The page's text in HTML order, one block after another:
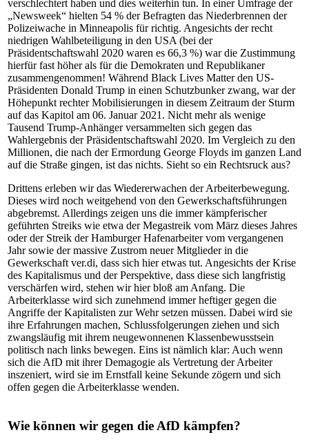
verschlechtert haben und dies weiterhin tun. In einer Umfrage der
„Newsweek“ hielten 54 % der Befragten das Niederbrennen der
Polizeiwache in Minneapolis für richtig. Angesichts der recht
niedrigen Wahlbeteiligung in den USA (bei der
Präsidentschaftswahl 2020 waren es 66,3 %) war die Zustimmung
hierfür fast höher als für die Demokraten und Republikaner
zusammengenommen! Während Black Lives Matter den US-
Präsidenten Donald Trump in einen Schutzbunker zwang, war der
Höhepunkt rechter Mobilisierungen in diesem Zeitraum der Sturm
auf das Kapitol am 06. Januar 2021. Nicht mehr als wenige
Tausend Trump-Anhänger versammelten sich gegen das
Wahlergebnis der Präsidentschaftswahl 2020. Im Vergleich zu den
Millionen, die nach der Ermordung George Floyds im ganzen Land
auf die Straße gingen, ist das nichts. Sieht so ein Rechtsruck aus?
Drittens erleben wir das Wiedererwachen der Arbeiterbewegung.
Dieses wird noch weitgehend von den Gewerkschaftsführungen
abgebremst. Allerdings zeigen uns die immer kämpferischer
geführten Streiks wie etwa der Megastreik vom März dieses Jahres
oder der Streik der Hamburger Hafenarbeiter vom vergangenen
Jahr sowie der massive Zustrom neuer Mitglieder in die
Gewerkschaft ver.di, dass sich hier etwas tut. Angesichts der Krise
des Kapitalismus und der Perspektive, dass diese sich langfristig
verschärfen wird, stehen wir hier bloß am Anfang. Die
Arbeiterklasse wird sich zunehmend immer heftiger gegen die
Angriffe der Kapitalisten zur Wehr setzen müssen. Dabei wird sie
ihre Erfahrungen machen, Schlussfolgerungen ziehen und sich
zwangsläufig mit ihrem neugewonnenen Klassenbewusstsein
politisch nach links bewegen. Eins ist nämlich klar: Auch wenn
sich die AfD mit ihrer Demagogie als Vertretung der Arbeiter
inszeniert, wird sie im Ernstfall keine Sekunde zögern und sich
offen gegen die Arbeiterklasse wenden.
Wie können wir gegen die AfD kämpfen?